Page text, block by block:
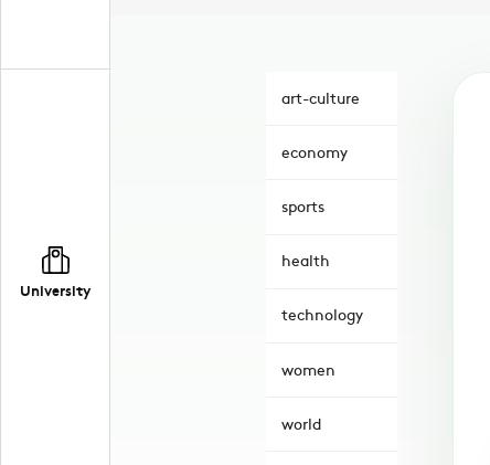
University
art-culture
economy
sports
health
technology
women
world